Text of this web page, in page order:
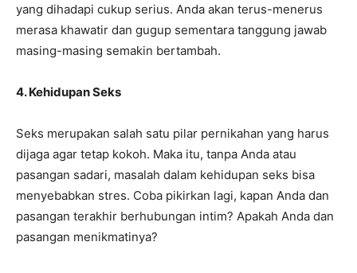
yang dihadapi cukup serius. Anda akan terus-menerus
merasa khawatir dan gugup sementara tanggung jawab
masing-masing semakin bertambah.
4. Kehidupan Seks
Seks merupakan salah satu pilar pernikahan yang harus
dijaga agar tetap kokoh. Maka itu, tanpa Anda atau
pasangan sadari, masalah dalam kehidupan seks bisa
menyebabkan stres. Coba pikirkan lagi, kapan Anda dan
pasangan terakhir berhubungan intim? Apakah Anda dan
pasangan menikmatinya?